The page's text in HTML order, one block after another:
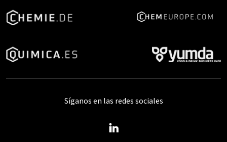
Síganos en las redes sociales